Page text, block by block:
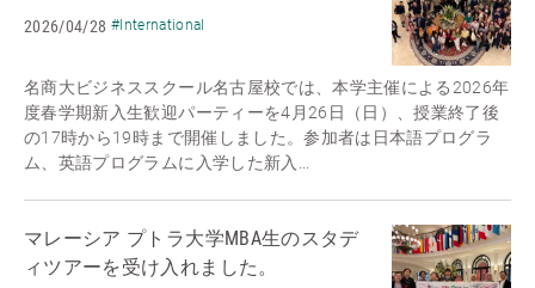
2026/04/28 #International
名商大ビジネススクール名古屋校では、本学主催による2026年
度春学期新入生歓迎パーティーを4月26日（日）、授業終了後
の17時から19時まで開催しました。参加者は日本語プログラ
ム、英語プログラムに入学した新入...
マレーシア プトラ大学MBA生のスタデ
ィツアーを受け入れました。